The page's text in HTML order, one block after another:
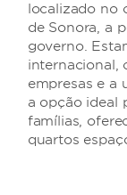
localizado no
de Sonora, a
governo.
internacional,
empresas e a
a opção ideal
famílias,
quartos